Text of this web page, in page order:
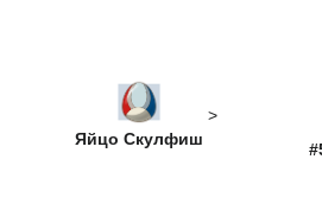
Яйцо Скулфиш
>